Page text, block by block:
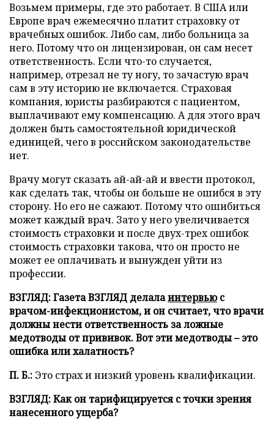
Возьмем примеры, где это работает. В США или
Европе врач ежемесячно платит страховку от
врачебных ошибок. Либо сам, либо больница за
него. Потому что он лицензирован, он сам несет
ответственность. Если что-то случается,
например, отрезал не ту ногу, то зачастую врач
сам в эту историю не включается. Страховая
компания, юристы разбираются с пациентом,
выплачивают ему компенсацию. А для этого врач
должен быть самостоятельной юридической
единицей, чего в российском законодательстве
нет.
Врачу могут сказать ай-ай-ай и ввести протокол,
как сделать так, чтобы он больше не ошибся в эту
сторону. Но его не сажают. Потому что ошибиться
может каждый врач. Зато у него увеличивается
стоимость страховки и после двух-трех ошибок
стоимость страховки такова, что он просто не
может ее оплачивать и вынужден уйти из
профессии.
ВЗГЛЯД:Газета ВЗГЛЯД делалаинтервьюс
врачом-инфекционистом, и он считает, что врачи
должны нести ответственность за ложные
медотводы от прививок. Вот эти медотводы – это
ошибка или халатность?
П. Б.: Это страх и низкий уровень квалификации.
ВЗГЛЯД:Как он тарифицируется с точки зрения
нанесенного ущерба?